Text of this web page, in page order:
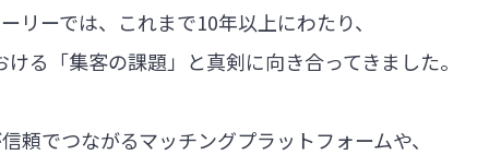
リーでは、これまで10年以上にわたり、
る「集客の課題」と真剣に向き合ってきました。
頼でつながるマッチングプラットフォームや、